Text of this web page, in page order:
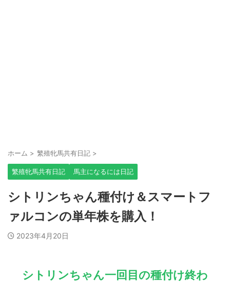
ホーム > 繁殖牝馬共有日記 >
繁殖牝馬共有日記 馬主になるには日記
シトリンちゃん種付け＆スマートフ
ァルコンの単年株を購入！
2023年4月20日
シトリンちゃん一回目の種付け終わ